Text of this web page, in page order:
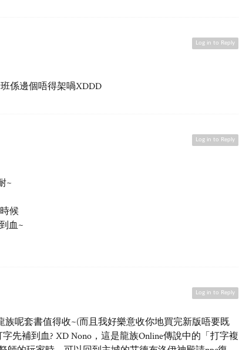
Log in to Reply
係邊個唔得架喎XDDD
Log in to Reply
~
候
血~
Log in to Reply
族呢套書值得收~(而且我好樂意收你地買完新版唔要既
先補到血? XD Nono，這是龍族Online傳說中的「打字複